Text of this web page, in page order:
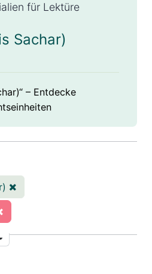
für Lektüre
Sachar)
– Entdecke